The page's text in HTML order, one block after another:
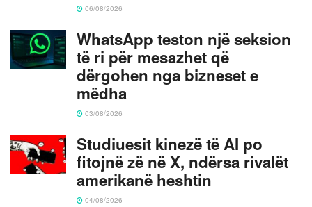
06/08/2026
WhatsApp teston një seksion
të ri për mesazhet që
dërgohen nga bizneset e
mëdha
03/08/2026
Studiuesit kinezë të AI po
fitojnë zë në X, ndërsa rivalët
amerikanë heshtin
04/08/2026